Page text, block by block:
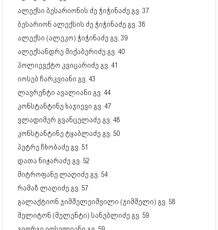
ალექსი ბესარიონის ძე ჭიჭინაძე გვ. 37
ბესარიონ ალექსის ძე ჭიჭინაძე გვ. 38
ალექსი (ალეკო) ჭიჭინაძე გვ. 39
ალექსანდრე მიქაბერიძე გვ. 40
პოლიევქტო კვიცარიძე გვ. 41
იოსებ ჩარკვიანი გვ. 43
ლავრენტი ავალიანი გვ. 44
კონსტანტინე ხაჯიევი გვ. 47
ვლადიმერ გვანცელაძე გვ. 48
კონსტანტინე ტყაბლაძე გვ. 50
პეტრე ჩხობაძე გვ. 51
დათა ნიჟარაძე გვ. 52
მიტროფანე ლაღიძე გვ. 54
რამაზ ლაღიძე გვ. 57
გალაქტიონ ჯიმშელეიშვილი (ჯიმშელი) გვ. 58
მელიტონ (მელენტი) სანებლიძე გვ. 59